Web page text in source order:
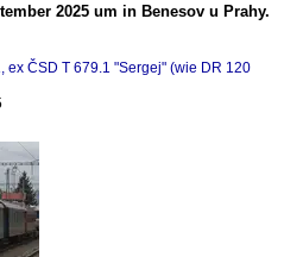
2025 um in Benesov u Prahy.
ex ČSD T 679.1 "Sergej" (wie DR 120